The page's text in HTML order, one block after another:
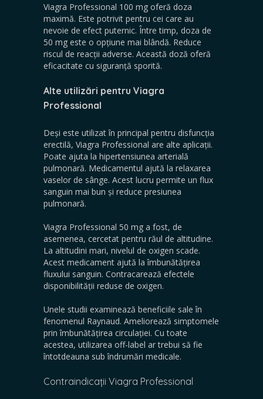
Viagra Professional 100 mg oferă doza
maximă. Este potrivit pentru cei care au
nevoie de efect puternic. Între timp, doza de
50 mg este o opțiune mai blândă. Reduce
riscul de reacții adverse. Această doză oferă
eficacitate cu siguranță sporită.
Alte utilizări pentru Viagra
Professional
Deși este utilizat în principal pentru disfuncția
erectilă, Viagra Professional are alte aplicații.
Poate ajuta la hipertensiunea arterială
pulmonară. Medicamentul ajută la relaxarea
vaselor de sânge. Acest lucru permite un flux
sanguin mai bun și reduce presiunea
pulmonară.
Viagra Professional 50 mg a fost, de
asemenea, cercetat pentru răul de altitudine.
La altitudini mari, nivelul de oxigen scade.
Acest medicament ajută la îmbunătățirea
fluxului sanguin. Contracarează efectele
disponibilității reduse de oxigen.
Unele studii examinează beneficiile sale în
fenomenul Raynaud. Ameliorează simptomele
prin îmbunătățirea circulației. Cu toate
acestea, utilizarea off-label ar trebui să fie
întotdeauna sub îndrumări medicale.
Contraindicații Viagra Professional